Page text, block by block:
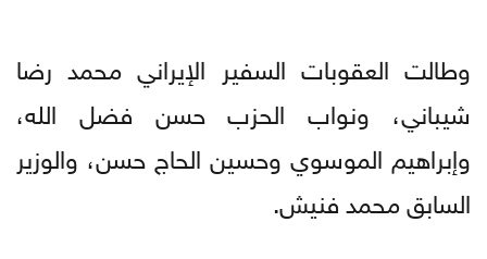
وطالت العقوبات السفير الإيراني محمد رضا
شيباني، ونواب الحزب حسن فضل الله،
وإبراهيم الموسوي وحسين الحاج حسن، والوزير
السابق محمد فنيش.